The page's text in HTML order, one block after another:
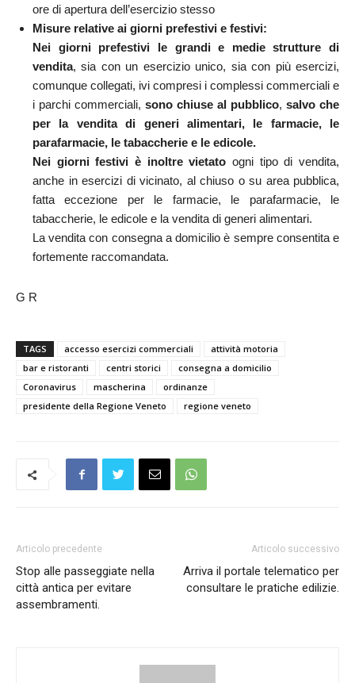
ore di apertura dell’esercizio stesso
Misure relative ai giorni prefestivi e festivi:
Nei giorni prefestivi le grandi e medie strutture di
vendita, sia con un esercizio unico, sia con più esercizi,
comunque collegati, ivi compresi i complessi commerciali e
i parchi commerciali, sono chiuse al pubblico, salvo che
per la vendita di generi alimentari, le farmacie, le
parafarmacie, le tabaccherie e le edicole.
Nei giorni festivi è inoltre vietato ogni tipo di vendita,
anche in esercizi di vicinato, al chiuso o su area pubblica,
fatta eccezione per le farmacie, le parafarmacie, le
tabaccherie, le edicole e la vendita di generi alimentari.
La vendita con consegna a domicilio è sempre consentita e
fortemente raccomandata.
G R
TAGS accesso esercizi commerciali
attività motoria
bar e ristoranti
centri storici
consegna a domicilio
Coronavirus
mascherina
ordinanze
presidente della Regione Veneto
regione veneto
Articolo precedente
Stop alle passeggiate nella
città antica per evitare
assembramenti.
Articolo successivo
Arriva il portale telematico per
consultare le pratiche edilizie.